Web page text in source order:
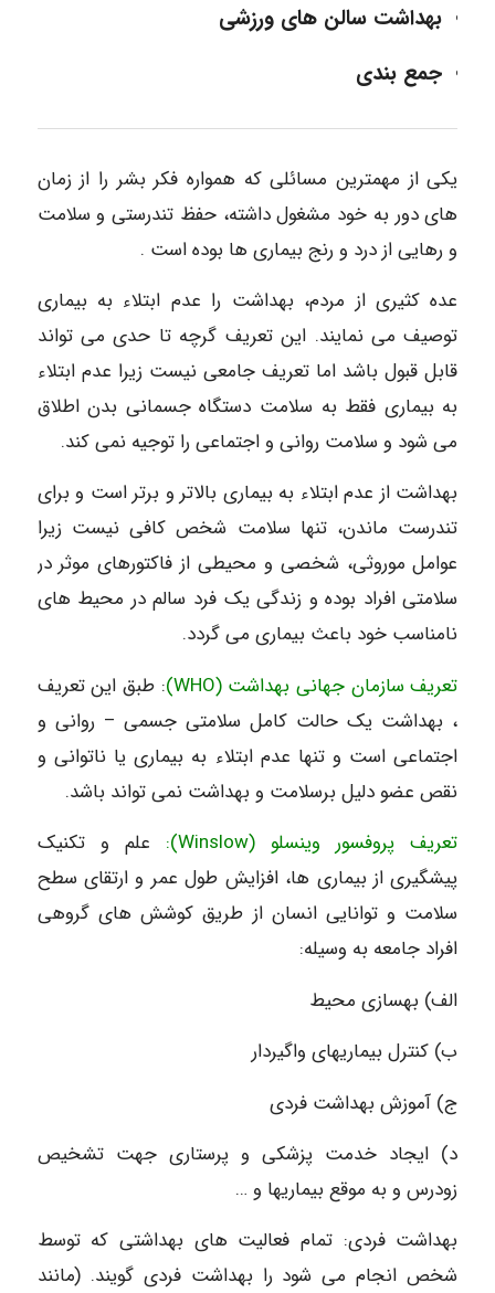
بهداشت سالن های ورزشی
جمع بندی
یکی از مهمترین مسائلی که همواره فکر بشر را از زمان
های دور به خود مشغول داشته، حفظ تندرستی و سلامت
و رهایی از درد و رنج بیماری ها بوده است .
عده کثیری از مردم، بهداشت را عدم ابتلاء به بیماری
توصیف می نمایند. این تعریف گرچه تا حدی می تواند
قابل قبول باشد اما تعریف جامعی نیست زیرا عدم ابتلاء
به بیماری فقط به سلامت دستگاه جسمانی بدن اطلاق
می شود و سلامت روانی و اجتماعی را توجیه نمی کند.
بهداشت از عدم ابتلاء به بیماری بالاتر و برتر است و برای
تندرست ماندن، تنها سلامت شخص کافی نیست زیرا
عوامل موروثی، شخصی و محیطی از فاکتورهای موثر در
سلامتی افراد بوده و زندگی یک فرد سالم در محیط های
نامناسب خود باعث بیماری می گردد.
تعریف سازمان جهانی بهداشت (WHO)
: طبق این تعریف
، بهداشت یک حالت کامل سلامتی جسمی – روانی و
اجتماعی است و تنها عدم ابتلاء به بیماری یا ناتوانی و
نقص عضو دلیل برسلامت و بهداشت نمی تواند باشد.
تعریف پروفسور وینسلو (Winslow):
علم و تکنیک
پیشگیری از بیماری ها، افزایش طول عمر و ارتقای سطح
سلامت و توانایی انسان از طریق کوشش های گروهی
افراد جامعه به وسیله:
الف) بهسازی محیط
ب) کنترل بیماریهای واگیردار
ج) آموزش بهداشت فردی
د) ایجاد خدمت پزشکی و پرستاری جهت تشخیص
زودرس و به موقع بیماریها و …
بهداشت فردی: تمام فعالیت های بهداشتی که توسط
شخص انجام می شود را بهداشت فردی گویند. (مانند